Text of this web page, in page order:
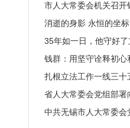
市人大常委会机关召
消逝的身影 永恒的坐标
35年如一日，他守好了
钱群：用坚守诠释初心
扎根立法工作一线三
省人大常委会党组部
中共无锡市人大常委